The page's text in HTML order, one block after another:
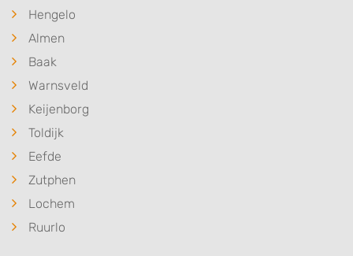
Hengelo
Almen
Baak
Warnsveld
Keijenborg
Toldijk
Eefde
Zutphen
Lochem
Ruurlo